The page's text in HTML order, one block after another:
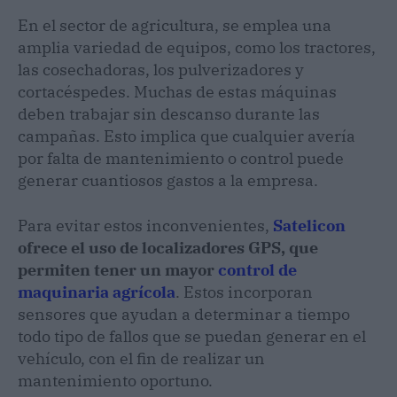
En el sector de agricultura, se emplea una
amplia variedad de equipos, como los tractores,
las cosechadoras, los pulverizadores y
cortacéspedes. Muchas de estas máquinas
deben trabajar sin descanso durante las
campañas. Esto implica que cualquier avería
por falta de mantenimiento o control puede
generar cuantiosos gastos a la empresa.
Para evitar estos inconvenientes, Satelicon
ofrece el uso de localizadores GPS, que
permiten tener un mayor control de
maquinaria agrícola. Estos incorporan
sensores que ayudan a determinar a tiempo
todo tipo de fallos que se puedan generar en el
vehículo, con el fin de realizar un
mantenimiento oportuno.